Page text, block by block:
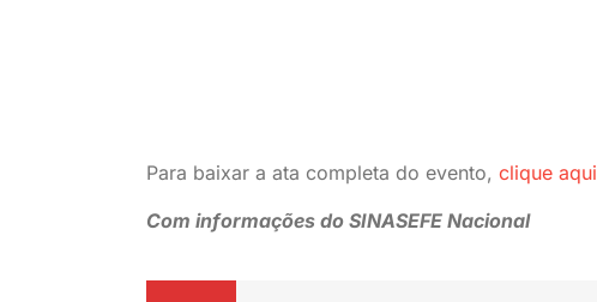
Para baixar a ata completa do evento, clique aqui
Com informações do SINASEFE Nacional